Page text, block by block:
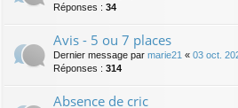
Réponses : 34
Avis - 5 ou 7 places
Dernier message par marie21 « 03 oct.
Réponses : 314
Absence de cric